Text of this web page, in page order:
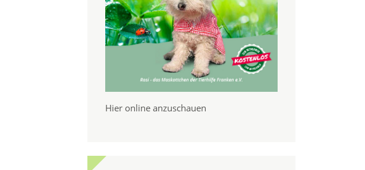
Hier online anzuschauen